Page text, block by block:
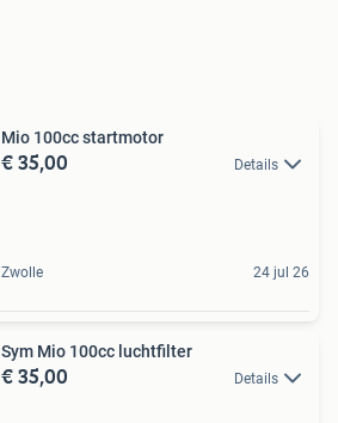
Mio 100cc startmotor
€ 35,00 Details
Zwolle 24 jul 26
Sym Mio 100cc luchtfilter
€ 35,00 Details